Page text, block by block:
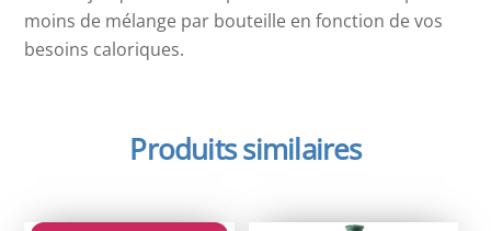
moins de mélange par bouteille en fonction de vos
besoins caloriques.
Produits similaires